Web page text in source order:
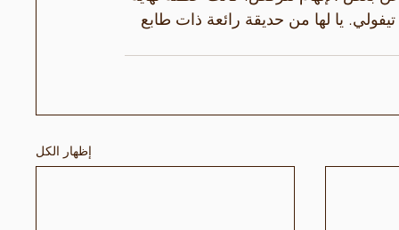
يا لها من حديقة رائعة ذات طابع
إظهار الكل